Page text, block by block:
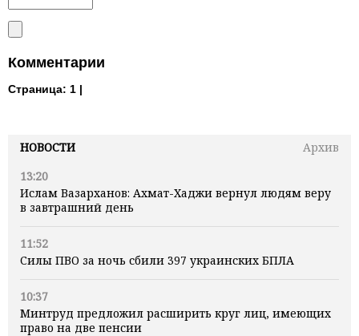
НОВОСТИ
Архив
13:20
Ислам Вазарханов: Ахмат-Хаджи вернул людям веру
в завтрашний день
11:52
Силы ПВО за ночь сбили 397 украинских БПЛА
10:37
Минтруд предложил расширить круг лиц, имеющих
право на две пенсии
Комментарии
Страница: 1 |